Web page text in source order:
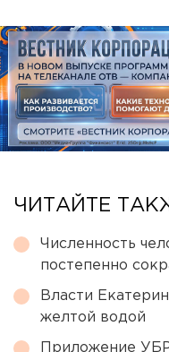
ЧИТАЙТЕ
Численность
постепенно
Власти
желтой водой
Приложение